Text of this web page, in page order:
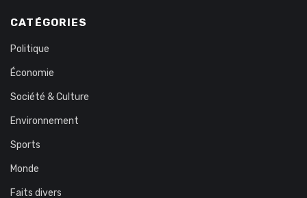
CATÉGORIES
Politique
Économie
Société & Culture
Environnement
Sports
Monde
Faits divers